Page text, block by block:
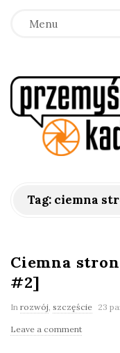
Menu
p
y
ś
l
Tag: ciemna
Ciemna
#2]
In rozwój szczęście 23
Leave a comment